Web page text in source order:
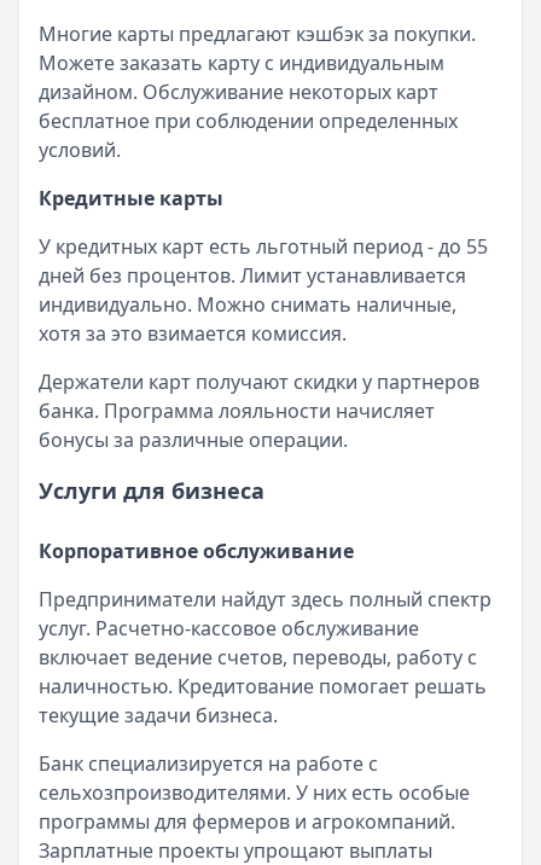
Многие карты предлагают кэшбэк за покупки.
Можете заказать карту с индивидуальным
дизайном. Обслуживание некоторых карт
бесплатное при соблюдении определенных
условий.
Кредитные карты
У кредитных карт есть льготный период - до 55
дней без процентов. Лимит устанавливается
индивидуально. Можно снимать наличные,
хотя за это взимается комиссия.
Держатели карт получают скидки у партнеров
банка. Программа лояльности начисляет
бонусы за различные операции.
Услуги для бизнеса
Корпоративное обслуживание
Предприниматели найдут здесь полный спектр
услуг. Расчетно-кассовое обслуживание
включает ведение счетов, переводы, работу с
наличностью. Кредитование помогает решать
текущие задачи бизнеса.
Банк специализируется на работе с
сельхозпроизводителями. У них есть особые
программы для фермеров и агрокомпаний.
Зарплатные проекты упрощают выплаты